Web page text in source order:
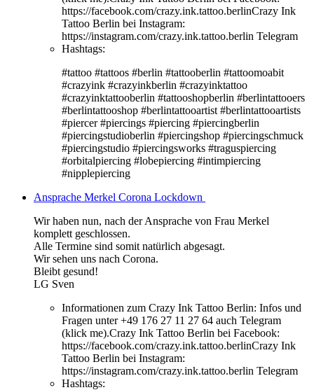
https://facebook.com/crazy.ink.tattoo.berlinCrazy Ink
Tattoo Berlin bei Instagram:
https://instagram.com/crazy.ink.tattoo.berlin Telegram
Hashtags:
#tattoo #tattoos #berlin #tattooberlin #tattoomoabit
#crazyink #crazyinkberlin #crazyinktattoo
#crazyinktattooberlin #tattooshopberlin #berlintattooers
#berlintattooshop #berlintattooartist #berlintattooartists
#piercer #piercings #piercing #piercingberlin
#piercingstudioberlin #piercingshop #piercingschmuck
#piercingstudio #piercingsworks #traguspiercing
#orbitalpiercing #lobepiercing #intimpiercing
#nipplepiercing
Ansprache Merkel Corona Lockdown
Wir haben nun, nach der Ansprache von Frau Merkel
komplett geschlossen.
Alle Termine sind somit natürlich abgesagt.
Wir sehen uns nach Corona.
Bleibt gesund!
LG Sven
Informationen zum Crazy Ink Tattoo Berlin: Infos und
Fragen unter +49 176 27 11 27 64 auch Telegram
(klick me).Crazy Ink Tattoo Berlin bei Facebook:
https://facebook.com/crazy.ink.tattoo.berlinCrazy Ink
Tattoo Berlin bei Instagram:
https://instagram.com/crazy.ink.tattoo.berlin Telegram
Hashtags: